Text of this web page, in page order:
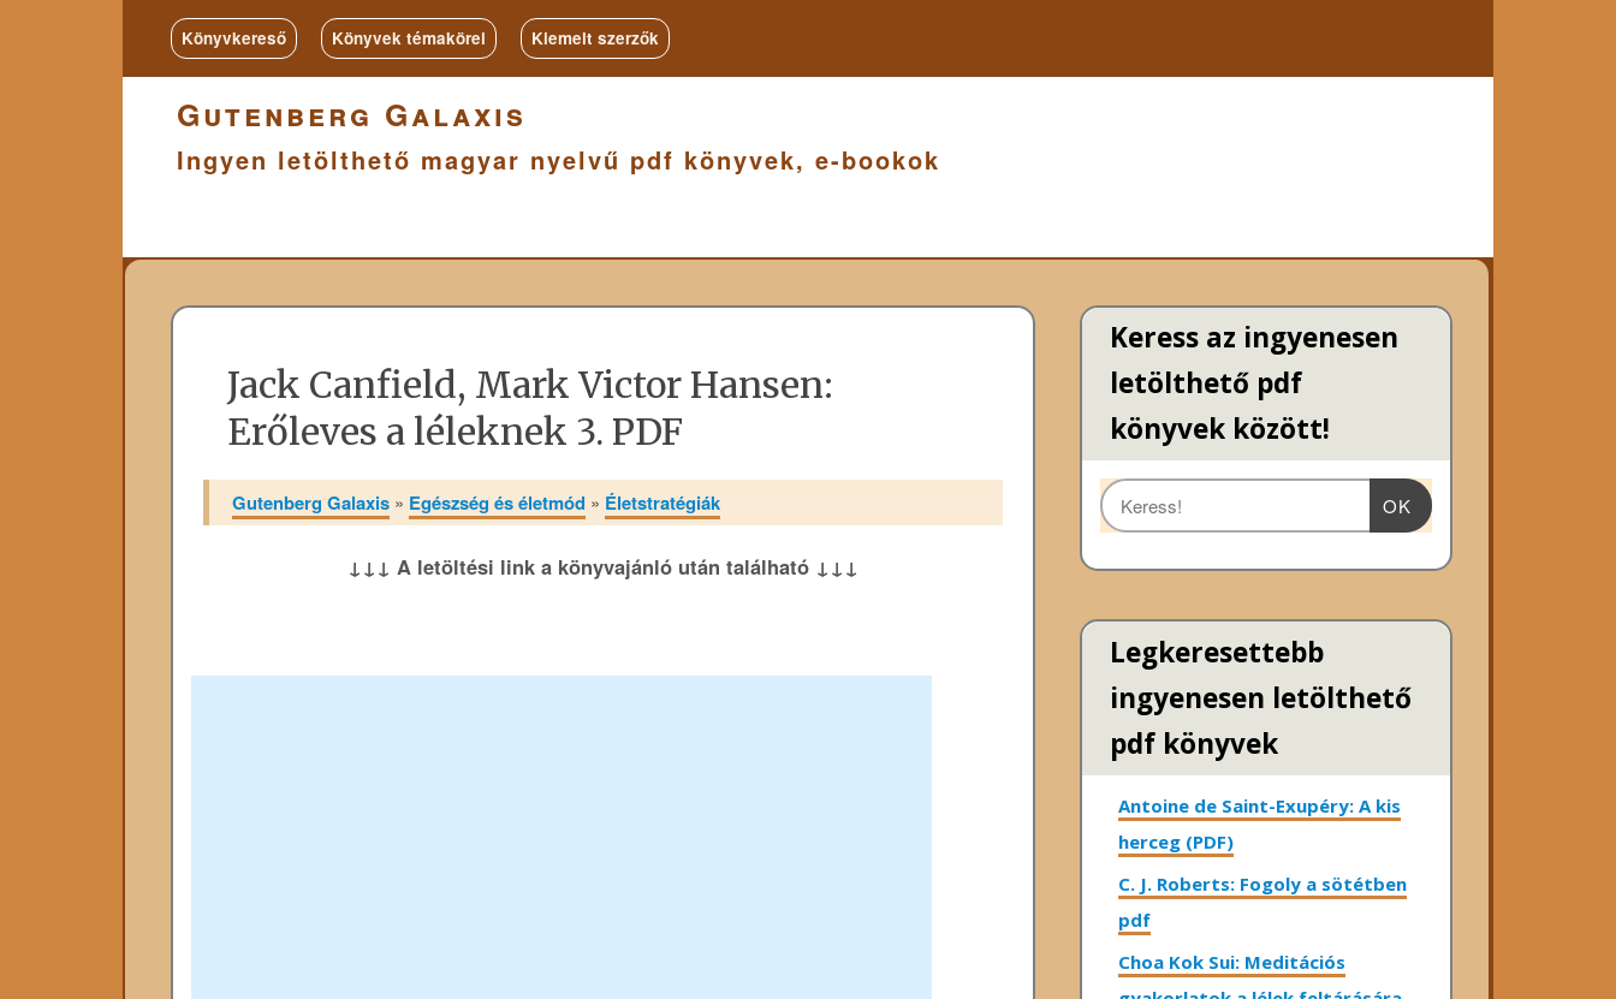
Könyvkereső Könyvek témakörei Kiemelt szerzők
Gutenberg Galaxis
Ingyen letölthető magyar nyelvű pdf könyvek, e-bookok
Jack Canfield, Mark Victor Hansen:
Erőleves a léleknek 3. PDF
Gutenberg Galaxis » Egészség és életmód » Életstratégiák
↓↓↓ A letöltési link a könyvajánló után található ↓↓↓
Keress az ingyenesen
letölthető pdf
könyvek között!
OK
Legkeresettebb
ingyenesen letölthető
pdf könyvek
Antoine de Saint-Exupéry: A kis
herceg (PDF)
C. J. Roberts: Fogoly a sötétben
pdf
Choa Kok Sui: Meditációs